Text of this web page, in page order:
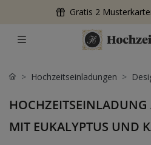
Gratis 2
Hochzeitseinladungen
MIT EUKALYPTUS UND